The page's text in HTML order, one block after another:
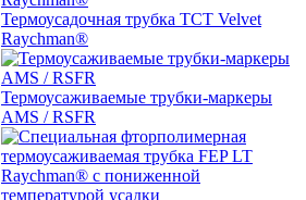
Термоусадочная трубка TCT Velvet
Raychman®
Термоусаживаемые трубки-маркеры
AMS / RSFR